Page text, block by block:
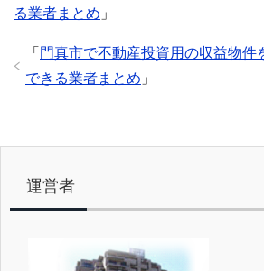
る業者まとめ 」
「 門真市で不動産投資用の収益物件
できる業者まとめ 」
運営者